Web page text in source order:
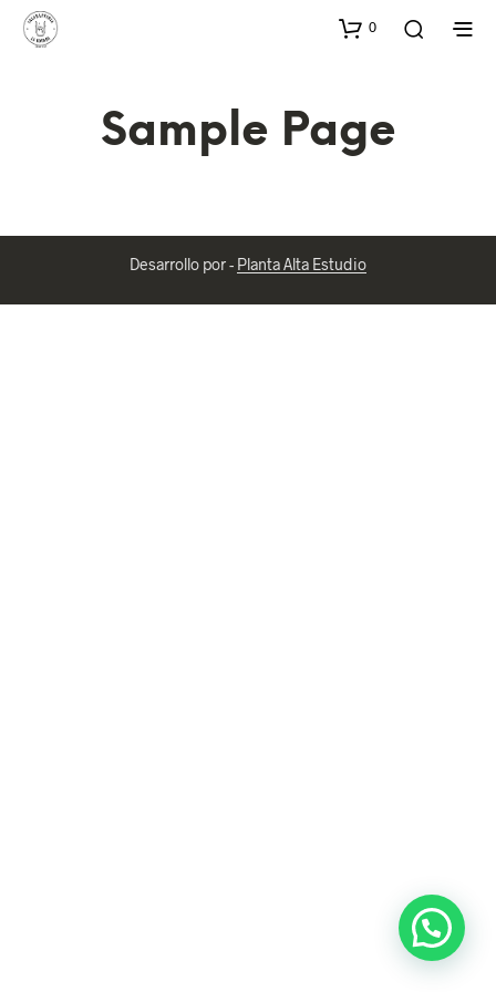
0
Sample Page
Desarrollo por - Planta Alta Estudio